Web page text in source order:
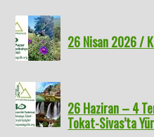
26 Nisan 2026 /
26 Haziran – 4
Tokat-Sivas’ta